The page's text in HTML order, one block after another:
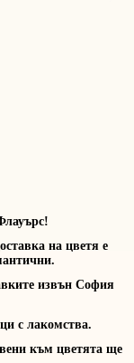
на цветя е
извън София
с лакомства.
към цветята ще